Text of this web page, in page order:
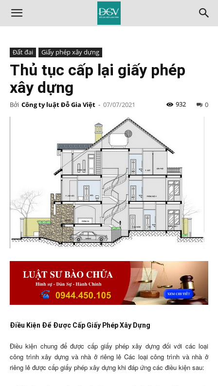
Đất đai Giấy phép xây dựng
Thủ tục cấp lại giấy phép
xây dựng
Bởi Công ty luật Đỗ Gia Việt - 07/07/2021 0
932
Điều Kiện Để Được Cấp Giấy Phép Xây Dựng
Điều kiện chung để được cấp giấy phép xây dựng đối với các loại
công trình xây dựng và nhà ở riêng lẻ Các loại công trình và nhà ở
riêng lẻ được cấp giấy phép xây dựng khi đáp ứng các điều kiện sau: